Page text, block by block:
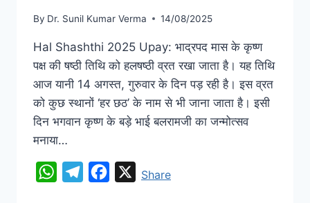
By Dr. Sunil Kumar Verma 14/08/2025
Hal Shashthi 2025 Upay: भाद्रपद मास के कृष्ण
पक्ष की षष्ठी तिथि को हलषष्ठी व्रत रखा जाता है। यह तिथि
आज यानी 14 अगस्त, गुरुवार के दिन पड़ रही है। इस व्रत
को कुछ स्थानों ‘हर छठ’ के नाम से भी जाना जाता है। इसी
दिन भगवान कृष्ण के बड़े भाई बलरामजी का जन्मोत्सव
मनाया…
WhatsAppTelegramFacebook
XShare